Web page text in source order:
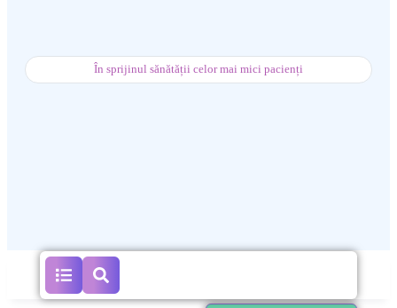
În sprijinul sănătății celor mai mici pacienți